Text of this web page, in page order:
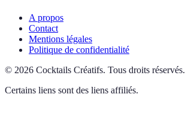
A propos
Contact
Mentions légales
Politique de confidentialité
© 2026 Cocktails Créatifs. Tous droits réservés.
Certains liens sont des liens affiliés.